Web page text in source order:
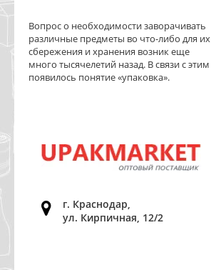
Вопрос о необходимости заворачивать
различные предметы во что-либо для их
сбережения и хранения возник еще
много тысячелетий назад. В связи с этим
появилось понятие «упаковка».
г. Краснодар,
ул. Кирпичная, 12/2